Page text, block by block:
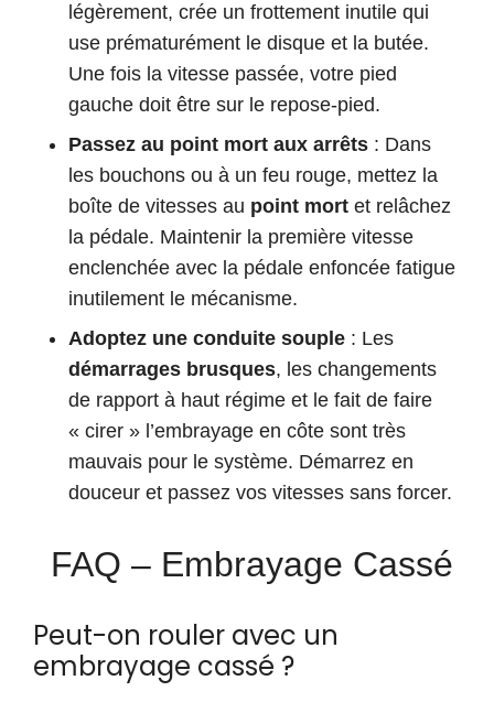
légèrement, crée un frottement inutile qui
use prématurément le disque et la butée.
Une fois la vitesse passée, votre pied
gauche doit être sur le repose-pied.
Passez au point mort aux arrêts : Dans
les bouchons ou à un feu rouge, mettez la
boîte de vitesses au point mort et relâchez
la pédale. Maintenir la première vitesse
enclenchée avec la pédale enfoncée fatigue
inutilement le mécanisme.
Adoptez une conduite souple : Les
démarrages brusques, les changements
de rapport à haut régime et le fait de faire
« cirer » l’embrayage en côte sont très
mauvais pour le système. Démarrez en
douceur et passez vos vitesses sans forcer.
FAQ – Embrayage Cassé
Peut-on rouler avec un
embrayage cassé ?